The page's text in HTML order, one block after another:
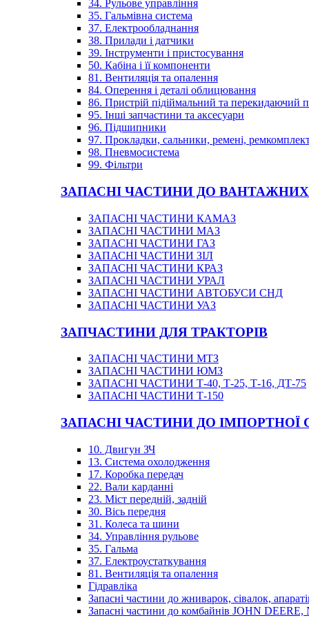
34. Рульове управління
35. Гальмівна система
37. Електрообладнання
38. Прилади і датчики
39. Інструменти і пристосування
50. Кабіна і її компоненти
81. Вентиляція та опалення
84. Оперення і деталі облицювання
86. Пристрій підіймальний та перекидаючий
95. Інші запчастини та аксесуари
96. Підшипники
97. Прокладки, сальники, ремені,
98. Пневмосистема
99. Фільтри
ЗАПАСНІ ЧАСТИНИ ДО
ЗАПАСНІ ЧАСТИНИ КАМАЗ
ЗАПАСНІ ЧАСТИНИ МАЗ
ЗАПАСНІ ЧАСТИНИ ГАЗ
ЗАПАСНІ ЧАСТИНИ ЗІЛ
ЗАПАСНІ ЧАСТИНИ КРАЗ
ЗАПАСНІ ЧАСТИНИ УРАЛ
ЗАПАСНІ ЧАСТИНИ АВТОБУСИ СНД
ЗАПАСНІ ЧАСТИНИ УАЗ
ЗАПЧАСТИНИ ДЛЯ ТРАКТОРІВ
ЗАПАСНІ ЧАСТИНИ МТЗ
ЗАПАСНІ ЧАСТИНИ ЮМЗ
ЗАПАСНІ ЧАСТИНИ Т-40, Т-25, Т-16, ДТ-75
ЗАПАСНІ ЧАСТИНИ Т-150
ЗАПАСНІ ЧАСТИНИ ДО ІМПОРТНОЇ
10. Двигун ЗЧ
13. Система охолодження
17. Коробка передач
22. Вали карданні
23. Міст передній, задній
30. Вісь передня
31. Колеса та шини
34. Управління рульове
35. Гальма
37. Електроустаткування
81. Вентиляція та опалення
Гідравліка
Запасні частини до жниварок, сівалок,
Запасні частини до комбайнів JOHN